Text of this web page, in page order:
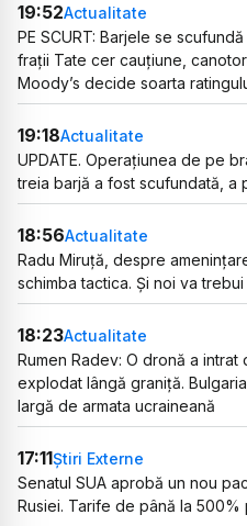
19:52Actualitate
PE SCURT: Barjele se
frații Tate cer cauțiune,
Moody’s decide soarta
19:18Actualitate
UPDATE. Operațiunea de pe
treia barjă a fost scufundată, a
18:56Actualitate
Radu Miruță, despre
schimba tactica. Și noi va
18:23Actualitate
Rumen Radev: O dronă a intrat
explodat lângă graniță.
largă de armata ucraineană
17:11Știri Externe
Senatul SUA aprobă un nou
Rusiei. Tarife de până la 500%